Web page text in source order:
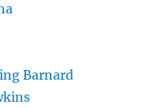
Barnard